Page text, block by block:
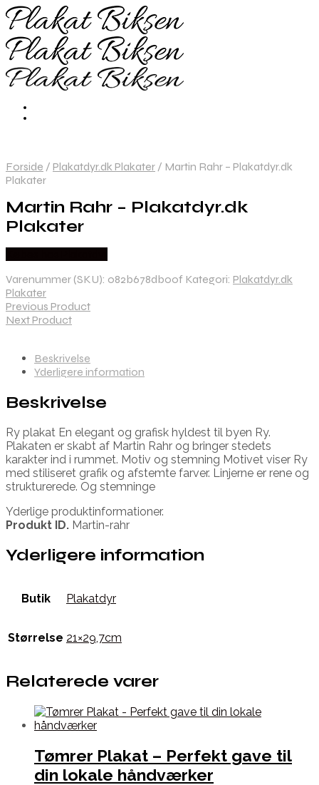
Forside / Plakatdyr.dk Plakater / Martin Rahr – Plakatdyr.dk
Plakater
Martin Rahr – Plakatdyr.dk
Plakater
Varenummer (SKU): 082b678db00f Kategori: Plakatdyr.dk
Plakater
Previous Product
Next Product
Beskrivelse
Yderligere information
Beskrivelse
Ry plakat En elegant og grafisk hyldest til byen Ry.
Plakaten er skabt af Martin Rahr og bringer stedets
karakter ind i rummet. Motiv og stemning Motivet viser Ry
med stiliseret grafik og afstemte farver. Linjerne er rene og
strukturerede. Og stemninge
Yderlige produktinformationer.
Produkt ID. Martin-rahr
Yderligere information
Butik Plakatdyr
Størrelse 21×29,7cm
Relaterede varer
Tømrer Plakat – Perfekt gave til
din lokale håndværker